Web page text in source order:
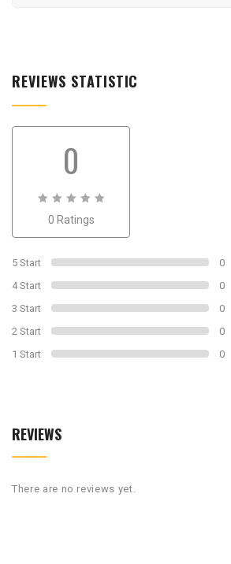
REVIEWS STATISTIC
0
out
0
0 Ratings
5 Start
0
4 Start
0
3 Start
0
2 Start
0
1 Start
0
REVIEWS
There are no reviews yet.